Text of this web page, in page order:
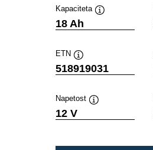
Kapaciteta
18 Ah
ETN
Namig
518919031
Napetost
12 V